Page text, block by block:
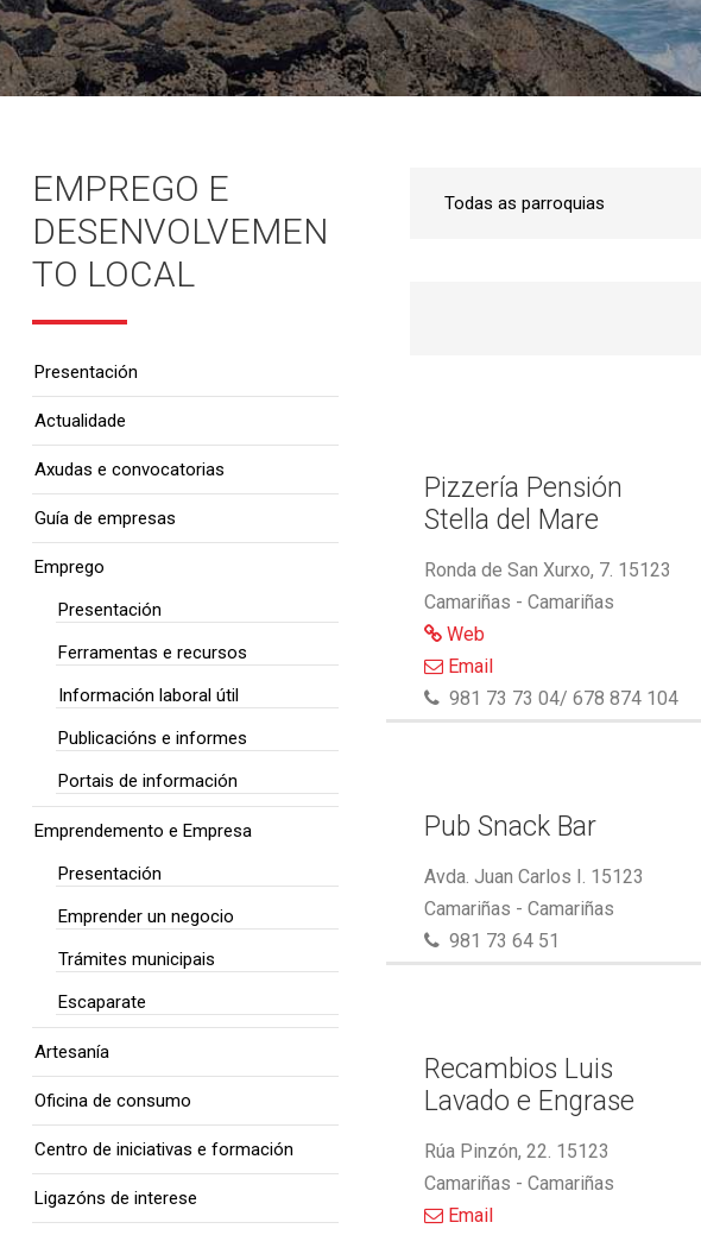
Pizzería Pensión
Stella del Mare
Ronda de San Xurxo, 7. 15123
Camariñas - Camariñas
Web
Email
981 73 73 04/ 678 874 104
Pub Snack Bar
Avda. Juan Carlos I. 15123
Camariñas - Camariñas
981 73 64 51
Recambios Luis
Lavado e Engrase
Rúa Pinzón, 22. 15123
Camariñas - Camariñas
Email
EMPREGO E
DESENVOLVEMEN
TO LOCAL
Presentación
Actualidade
Axudas e convocatorias
Guía de empresas
Emprego
Presentación
Ferramentas e recursos
Información laboral útil
Publicacións e informes
Portais de información
Emprendemento e Empresa
Presentación
Emprender un negocio
Trámites municipais
Escaparate
Artesanía
Oficina de consumo
Centro de iniciativas e formación
Ligazóns de interese